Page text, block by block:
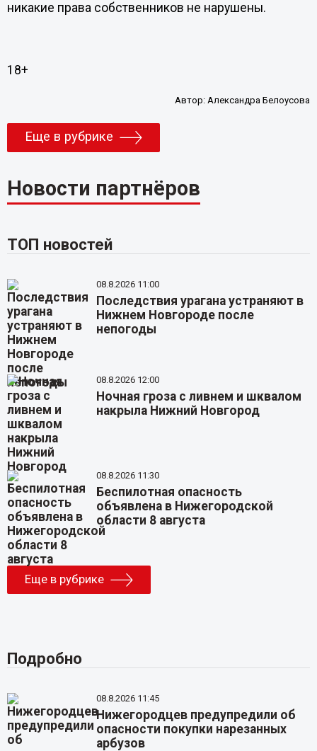
никакие права собственников не нарушены.
18+
Автор:Александра Белоусова
Еще в рубрике
Новости партнёров
ТОП новостей
08.8.2026 11:00
Последствия урагана устраняют в
Нижнем Новгороде после
непогоды
08.8.2026 12:00
Ночная гроза с ливнем и шквалом
накрыла Нижний Новгород
08.8.2026 11:30
Беспилотная опасность
объявлена в Нижегородской
области 8 августа
Еще в рубрике
Подробно
08.8.2026 11:45
Нижегородцев предупредили об
опасности покупки нарезанных
арбузов